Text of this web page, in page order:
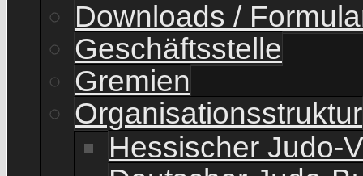
Downloads /
Geschäftsstelle
Gremien
Organisationsstruktur
Hessischer Judo-